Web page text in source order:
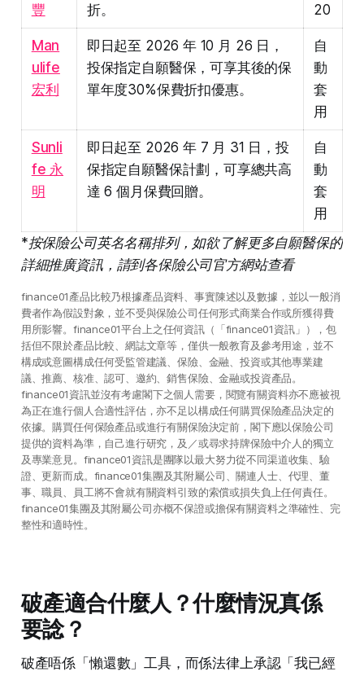
豐
折。
20
Man
ulife
宏利
即日起至 2026 年 10 月 26 日，
投保指定自願醫保，可享其後的保
單年度30%保費折扣優惠。
自
動
套
用
Sunli
fe 永
明
即日起至 2026 年 7 月 31 日，投
保指定自願醫保計劃，可享總共高
達 6 個月保費回贈。
自
動
套
用
*按保險公司英名名稱排列，如欲了解更多自願醫保的
詳細推廣資訊，請到各保險公司官方網站查看
finance01產品比較乃根據產品資料、事實陳述以及數據，並以一般消
費者作為假設對象，並不受與保險公司任何形式商業合作或所獲得費
用所影響。finance01平台上之任何資訊（「finance01資訊」），包
括但不限於產品比較、網誌文章等，僅供一般教育及參考用途，並不
構成或意圖構成任何受監管建議、保險、金融、投資或其他專業建
議、推薦、核准、認可、邀約、銷售保險、金融或投資產品。
finance01資訊並沒有考慮閣下之個人需要，閱覽有關資料亦不應被視
為正在進行個人合適性評估，亦不足以構成任何購買保險產品決定的
依據。購買任何保險產品或進行有關保險決定前，閣下應以保險公司
提供的資料為準，自己進行研究，及／或尋求持牌保險中介人的獨立
及專業意見。finance01資訊是團隊以最大努力從不同渠道收集、驗
證、更新而成。finance01集團及其附屬公司、關連人士、代理、董
事、職員、員工將不會就有關資料引致的索償或損失負上任何責任。
finance01集團及其附屬公司亦概不保證或擔保有關資料之準確性、完
整性和適時性。
破產適合什麼人？什麼情況真係
要諗？
破產唔係「懶還數」工具，而係法律上承認「我已經